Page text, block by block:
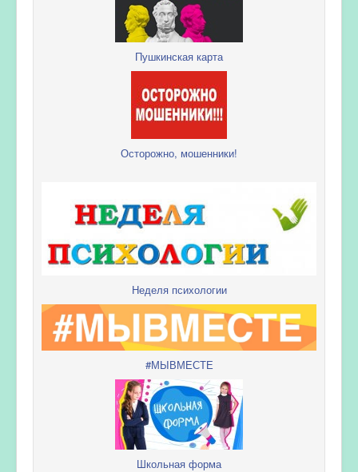
Пушкинская карта
Осторожно, мошенники!
Неделя психологии
#МЫВМЕСТЕ
Школьная форма